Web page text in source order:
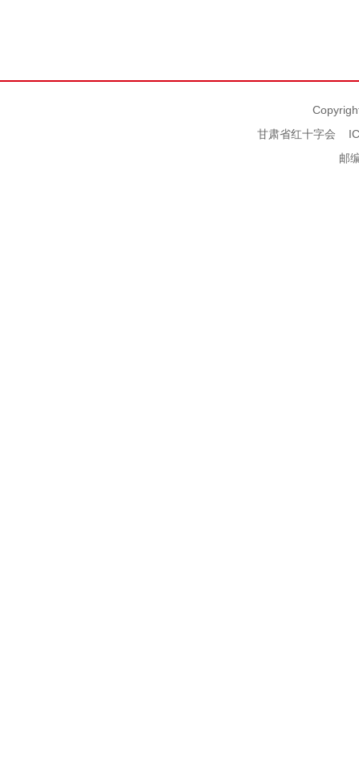
甘肃省红十字会
邮